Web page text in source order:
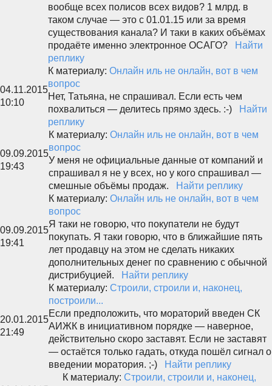
вообще всех полисов всех видов? 1 млрд. в
таком случае — это с 01.01.15 или за время
существования канала? И таки в каких объёмах
продаёте именно электронное ОСАГО?
Найти
реплику
04.11.2015
10:10
К материалу: Онлайн иль не онлайн, вот в чем
вопрос
Нет, Татьяна, не спрашивал. Если есть чем
похвалиться — делитесь прямо здесь. :-)
Найти
реплику
09.09.2015
19:43
К материалу: Онлайн иль не онлайн, вот в чем
вопрос
У меня не официальные данные от компаний и
спрашивал я не у всех, но у кого спрашивал —
смешные объёмы продаж.
Найти реплику
09.09.2015
19:41
К материалу: Онлайн иль не онлайн, вот в чем
вопрос
Я таки не говорю, что покупатели не будут
покупать. Я таки говорю, что в ближайшие пять
лет продавцу на этом не сделать никаких
дополнительных денег по сравнению с обычной
дистрибуцией.
Найти реплику
20.01.2015
21:49
К материалу: Строили, строили и, наконец,
построили...
Если предположить, что мораторий введен СК
АИЖК в инициативном порядке — наверное,
действительно скоро заставят. Если не заставят
— остаётся только гадать, откуда пошёл сигнал о
введении моратория. ;-)
Найти реплику
К материалу: Строили, строили и, наконец,